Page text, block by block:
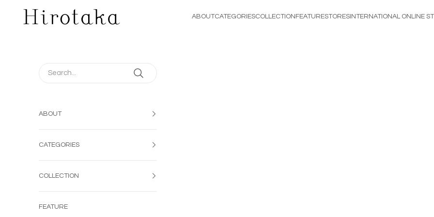
Hirotaka Jewelry | 公式オンラインストア
ABOUTCATEGORIESCOLLECTION FEATURESTORES INTERNATIONAL ONLINE
ABOUT
CATEGORIES
COLLECTION
FEATURE